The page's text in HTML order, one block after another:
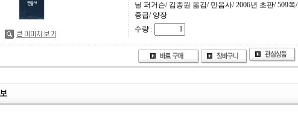
닐 퍼거슨/ 김종원 옮김/ 민음사/ 2006년 초판/ 509쪽/
중급/ 양장
수량 :